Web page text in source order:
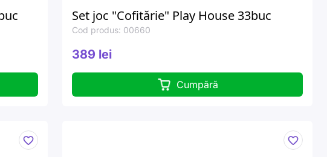
Set joc "Cofitărie" Play House 33buc
Cod produs: 00660
389 lei
Cumpără